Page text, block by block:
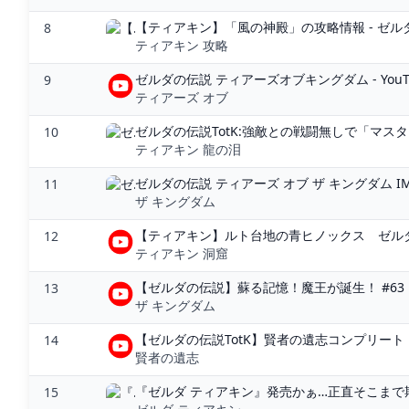
8
【ティアキン】「風の神殿」の攻略情報 - ゼ
ティアキン 攻略
9
ゼルダの伝説 ティアーズオブキングダム -
ティアーズ オブ
10
ゼルダの伝説TotK:強敵との戦闘無しで「マス
ティアキン 龍の泪
11
ゼルダの伝説 ティアーズ オブ ザ キングダム
ザ キングダム
12
【ティアキン】ルト台地の青ヒノックス ゼ
ティアキン 洞窟
13
【ゼルダの伝説】蘇る記憶！魔王が誕生！
ザ キングダム
14
【ゼルダの伝説TotK】賢者の遺志コンプリー
賢者の遺志
15
『ゼルダ ティアキン』発売かぁ…正直そこま